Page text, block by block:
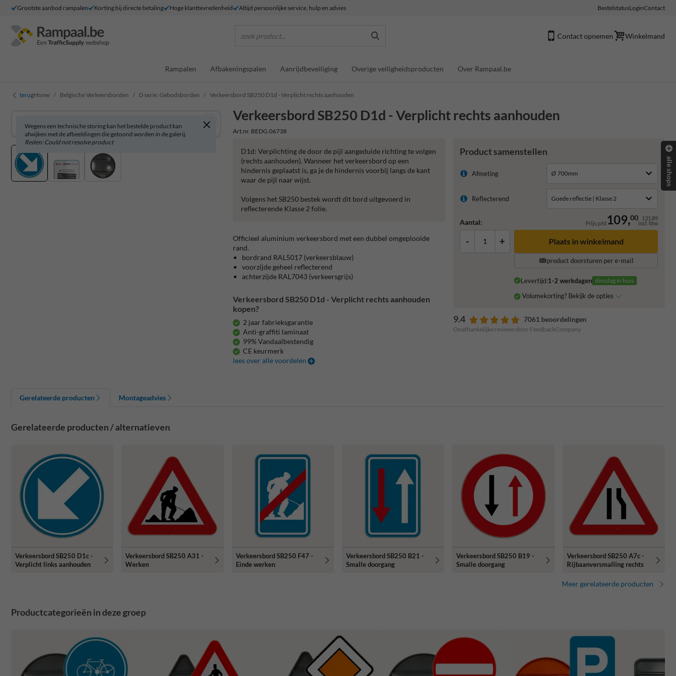
Grootste aanbod rampalen Korting bij directe betaling Hoge klanttevredenheid Altijd persoonlijke service, hulp en advies BestelstatusLoginContact
zoek product... Contact opnemen Winkelmand
Rampalen Afbakeningspalen Aanrijdbeveiliging Overige veiligheidsproducten Over Rampaal.be
terugHome Belgische Verkeersborden D serie: Gebodsborden Verkeersbord SB250 D1d - Verplicht rechts aanhouden
Verkeersbord SB250 D1d - Verplicht rechts aanhouden
Art.nr. BEDG.06738
Wegens een technische storing kan het bestelde product kan
afwijken met de afbeeldingen die getoond worden in de galerij.
Reden: Could not resolve product
Product samenstellen
Afmeting
Reflecterend
Aantal: Prijs p/st109,00 131,89
incl. btw
- + Plaats in winkelmand
product doorsturen per e-mail
Levertijd:1-2 werkdagen dinsdag in huis
Volumekorting? Bekijk de opties
9.4 7061 beoordelingen
Onafhankelijke reviews door FeedbackCompany
D1d: Verplichting de door de pijl aangeduide richting te volgen
(rechts aanhouden). Wanneer het verkeersbord op een
hindernis geplaatst is, ga je de hindernis voorbij langs de kant
waar de pijl naar wijst.
Volgens het SB250 bestek wordt dit bord uitgevoerd in
reflecterende Klasse 2 folie.
Officieel aluminium verkeersbord met een dubbel omgeplooide
rand.
bordrand RAL5017 (verkeersblauw)
voorzijde geheel reflecterend
achterzijde RAL7043 (verkeersgrijs)
Verkeersbord SB250 D1d - Verplicht rechts aanhouden
kopen?
2 jaar fabrieksgarantie
Anti-graffiti laminaat
99% Vandaalbestendig
CE keurmerk
lees over alle voordelen
Gerelateerde producten Montageadvies
Gerelateerde producten / alternatieven
Verkeersbord SB250 D1c -
Verplicht links aanhouden
Verkeersbord SB250 A31 -
Werken
Verkeersbord SB250 F47 -
Einde werken
Verkeersbord SB250 B21 -
Smalle doorgang
Verkeersbord SB250 B19 -
Smalle doorgang
Verkeersbord SB250 A7c -
Rijbaanversmalling rechts
Meer gerelateerde producten
Productcategorieën in deze groep
alle shops